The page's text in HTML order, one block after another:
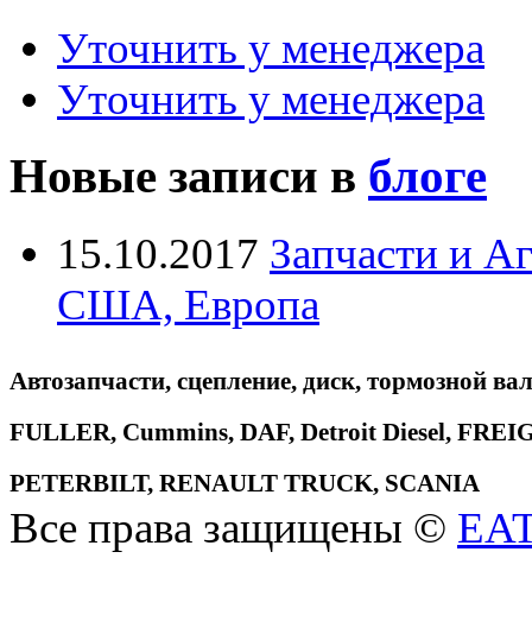
Уточнить у менеджера
Уточнить у менеджера
Новые записи в блоге
15.10.2017 Запчасти и
США, Европа
Автозапчасти, сцепление, диск, тормозной
FULLER, Cummins, DAF, Detroit Diesel,
PETERBILT, RENAULT TRUCK, SCANIA
Все права защищены ©